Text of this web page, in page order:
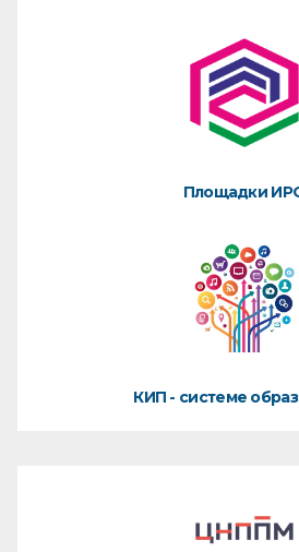
Площадки
КИП - системе